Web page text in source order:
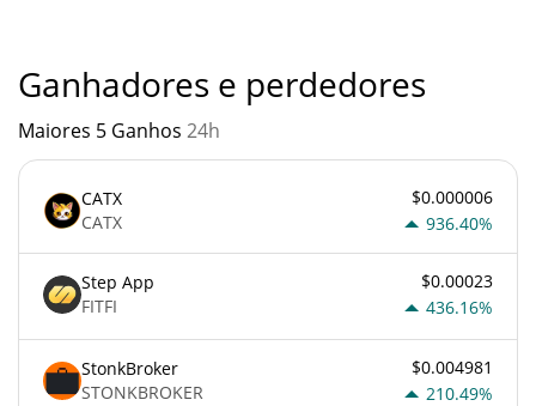
Ganhadores e perdedores
Maiores 5 Ganhos 24h
CATX
CATX
$0.000006
936.40%
Step App
FITFI
$0.00023
436.16%
StonkBroker
STONKBROKER
$0.004981
210.49%